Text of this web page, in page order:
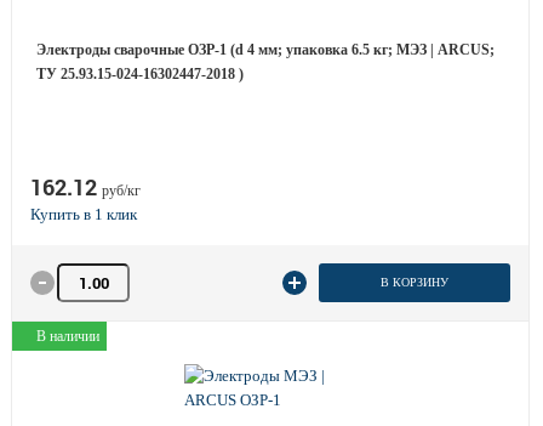
Электроды сварочные ОЗР-1 (d 4 мм; упаковка 6.5 кг; МЭЗ | ARCUS;
ТУ 25.93.15-024-16302447-2018 )
162.12 руб/кг
Количество товара В КОРЗИНУ
В наличии